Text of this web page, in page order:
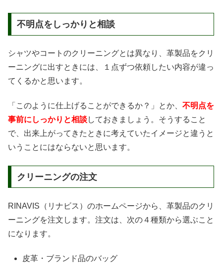
不明点をしっかりと相談
シャツやコートのクリーニングとは異なり、革製品をクリ
ーニングに出すときには、１点ずつ依頼したい内容が違っ
てくるかと思います。
「このように仕上げることができるか？」とか、 不明点を
事前にしっかりと相談しておきましょう。そうすること
で、出来上がってきたときに考えていたイメージと違うと
いうことにはならないと思います。
クリーニングの注文
RINAVIS（リナビス）のホームページから、革製品のクリ
ーニングを注文します。注文は、次の４種類から選ぶこと
になります。
皮革・ブランド品のバッグ